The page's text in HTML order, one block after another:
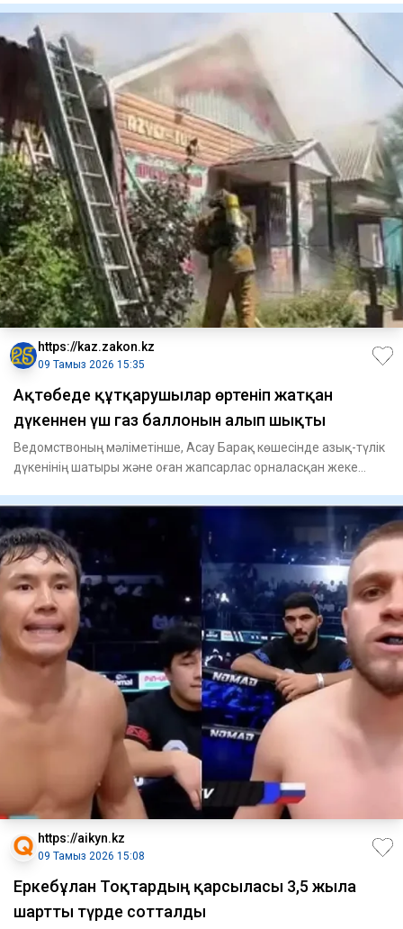
https://kaz.zakon.kz
09 Тамыз 2026 15:35
Ақтөбеде құтқарушылар өртеніп жатқан
дүкеннен үш газ баллонын алып шықты
Ведомствоның мәліметінше, Асау Барақ көшесінде азық-түлік
дүкенінің шатыры және оған жапсарлас орналасқан жеке
https://aikyn.kz
09 Тамыз 2026 15:08
Еркебұлан Тоқтардың қарсыласы 3,5 жылға
шартты түрде сотталды